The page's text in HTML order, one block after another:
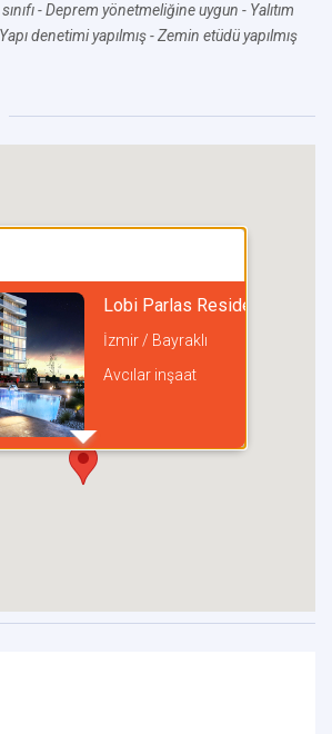
- Deprem yönetmeliğine uygun - Yalıtım
denetimi yapılmış- Zemin etüdü yapılmış
Lobi Parlas Residence
İzmir / Bayraklı
Avcılar inşaat